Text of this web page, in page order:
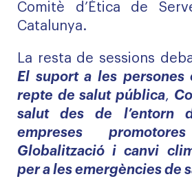
Comitè d’Ètica de
Catalunya.
La resta de sessions
El suport a les persones
repte de salut pública,
salut des de l’entorn
empreses
Globalització i canvi
per a les emergències de